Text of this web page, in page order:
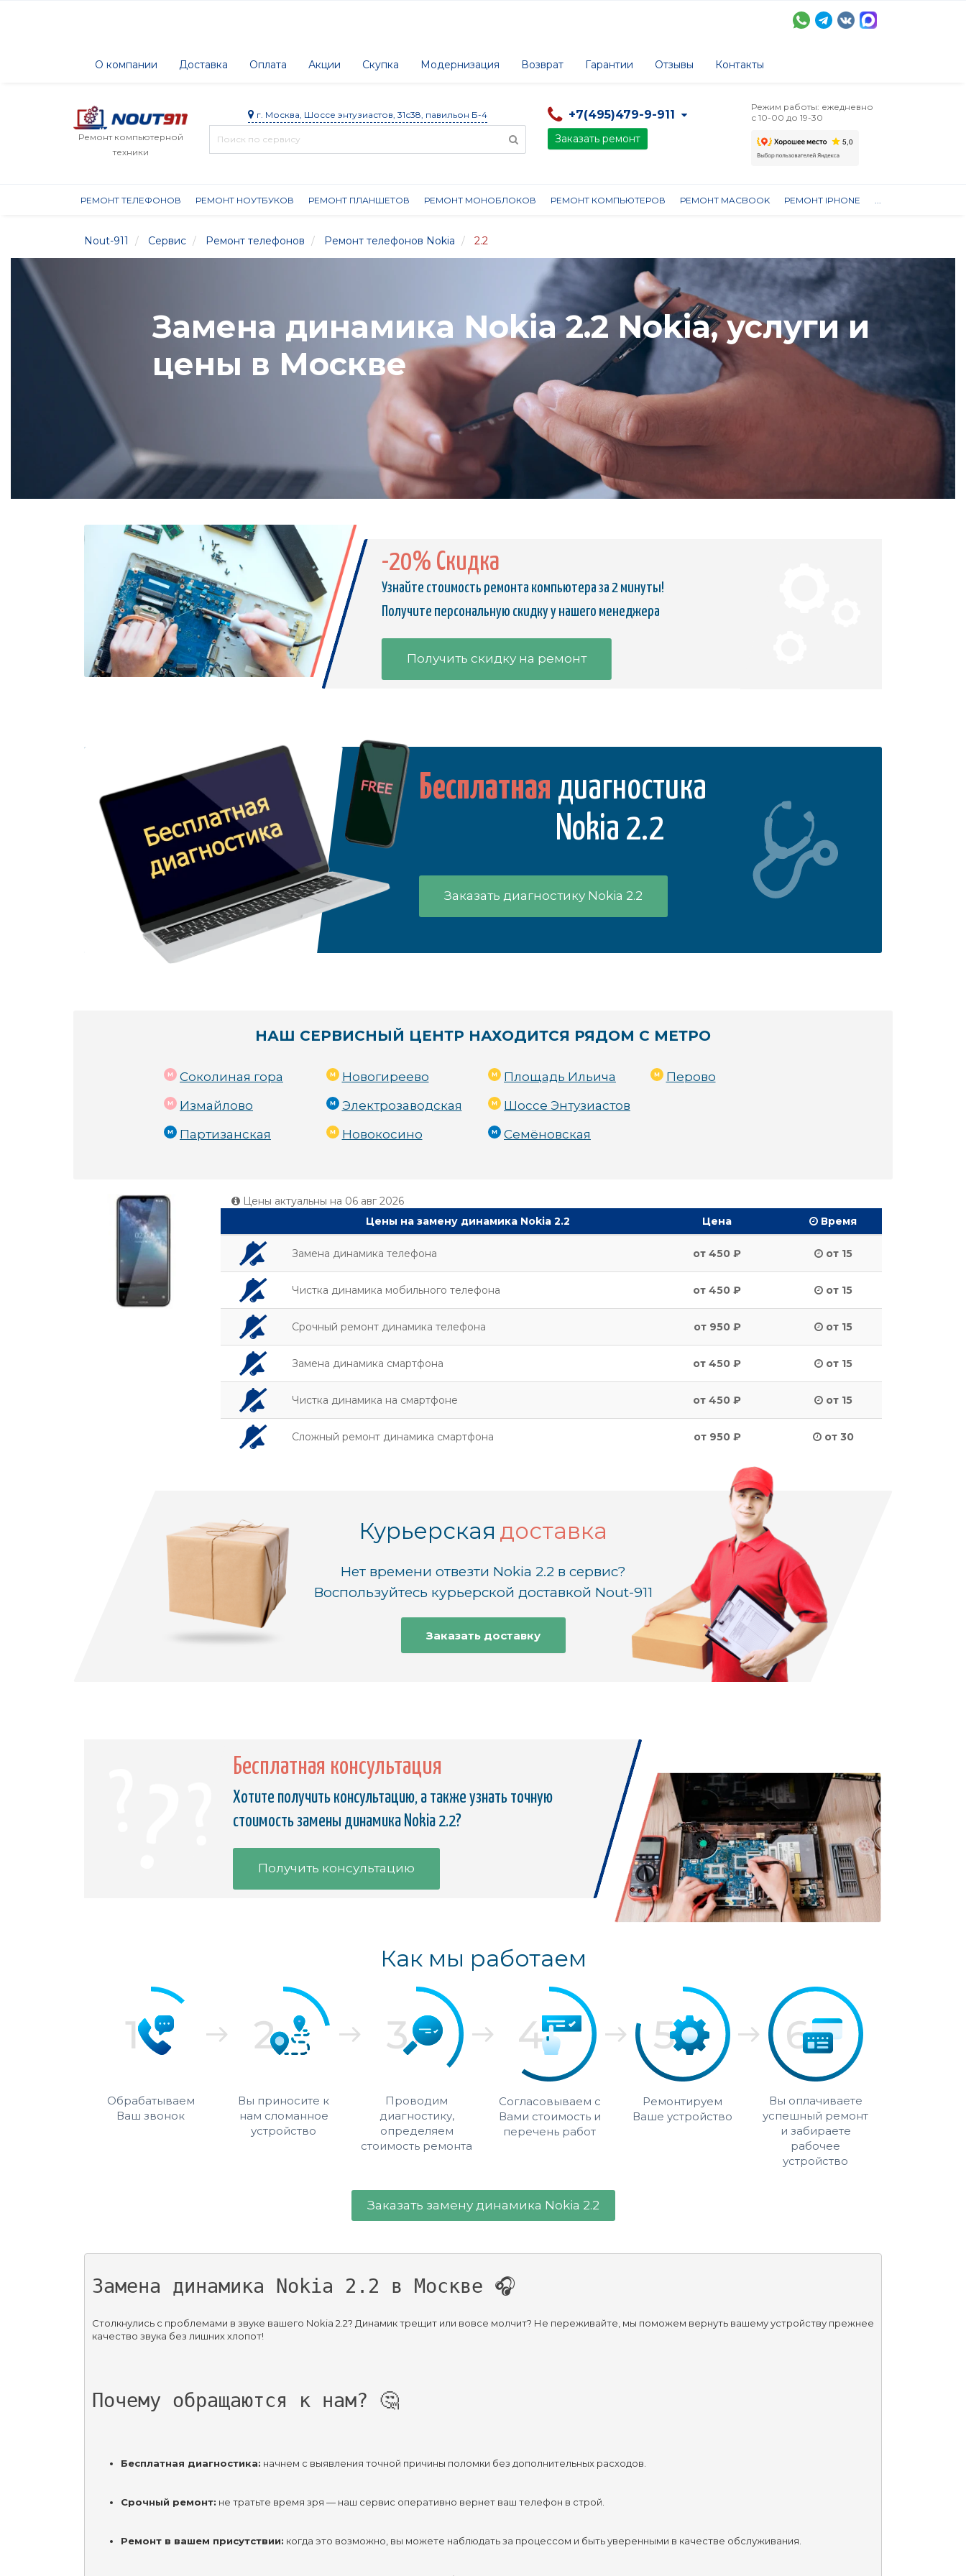
О компании Доставка Оплата Акции Скупка Модернизация Возврат Гарантии Отзывы Контакты
Ремонт компьютерной
техники
г. Москва, Шоссе энтузиастов, 31с38, павильон Б-4 +7(495)479-9-911
Заказать ремонт
Режим работы: ежедневно
с 10-00 до 19-30
РЕМОНТ ТЕЛЕФОНОВ РЕМОНТ НОУТБУКОВ РЕМОНТ ПЛАНШЕТОВ РЕМОНТ МОНОБЛОКОВ РЕМОНТ КОМПЬЮТЕРОВ РЕМОНТ MACBOOK РЕМОНТ IPHONE ...
Nout-911 Сервис Ремонт телефонов Ремонт телефонов Nokia 2.2
Замена динамика Nokia 2.2 Nokia, услуги и
цены в Москве
-20% Скидка
Узнайте стоимость ремонта компьютера за 2 минуты!
Получите персональную скидку у нашего менеджера
Получить скидку на ремонт
Бесплатная диагностика
Nokia 2.2
Заказать диагностику Nokia 2.2
НАШ СЕРВИСНЫЙ ЦЕНТР НАХОДИТСЯ РЯДОМ С МЕТРО
Соколиная гора
Измайлово
Партизанская
Новогиреево
Электрозаводская
Новокосино
Площадь Ильича
Шоссе Энтузиастов
Семёновская
Перово
Цены актуальны на 06 авг 2026
Цены на замену динамика Nokia 2.2
Цена Время
Замена динамика телефона от 450 ₽ от 15
Чистка динамика мобильного телефона от 450 ₽ от 15
Срочный ремонт динамика телефона от 950 ₽ от 15
Замена динамика смартфона от 450 ₽ от 15
Чистка динамика на смартфоне от 450 ₽ от 15
Сложный ремонт динамика смартфона от 950 ₽ от 30
Курьерская доставка
Нет времени отвезти Nokia 2.2 в сервис?
Воспользуйтесь курьерской доставкой Nout-911
Заказать доставку
Бесплатная консультация
Хотите получить консультацию, а также узнать точную
стоимость замены динамика Nokia 2.2?
Получить консультацию
Как мы работаем
Обрабатываем
Ваш звонок
Вы приносите к
нам сломанное
устройство
Проводим
диагностику,
определяем
стоимость ремонта
Согласовываем с
Вами стоимость и
перечень работ
Ремонтируем
Ваше устройство
Вы оплачиваете
успешный ремонт
и забираете
рабочее
устройство
Заказать замену динамика Nokia 2.2
Замена динамика Nokia 2.2 в Москве 🎧
Столкнулись с проблемами в звуке вашего Nokia 2.2? Динамик трещит или вовсе молчит? Не переживайте, мы поможем вернуть вашему устройству прежнее
качество звука без лишних хлопот!
Почему обращаются к нам? 🤔
Бесплатная диагностика: начнем с выявления точной причины поломки без дополнительных расходов.
Срочный ремонт: не тратьте время зря — наш сервис оперативно вернет ваш телефон в строй.
Ремонт в вашем присутствии: когда это возможно, вы можете наблюдать за процессом и быть уверенными в качестве обслуживания.